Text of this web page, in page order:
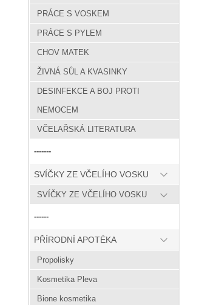
PRÁCE S VOSKEM
PRÁCE S PYLEM
CHOV MATEK
ŽIVNÁ SŮL A KVASINKY
DESINFEKCE A BOJ PROTI
NEMOCEM
VČELAŘSKÁ LITERATURA
-------
SVÍČKY ZE VČELÍHO VOSKU
SVÍČKY ZE VČELÍHO VOSKU
------
PŘÍRODNÍ APOTÉKA
Propolisky
Kosmetika Pleva
Bione kosmetika